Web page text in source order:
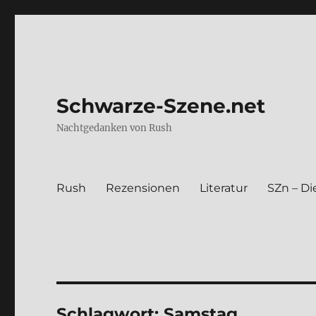
Schwarze-Szene.net
Nachtgedanken von Rush
Rush Rezen­sio­nen Lite­ra­tur SZn –